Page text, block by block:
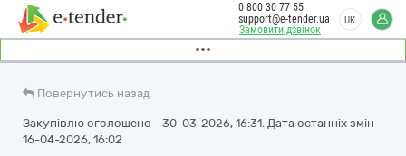
Замовити дзвінок
0 800 30 77 55
support@e-tender.ua
UK
Повернутись назад
Закупівлю оголошено - 30-03-2026, 16:31. Дата останніх змін -
16-04-2026, 16:02